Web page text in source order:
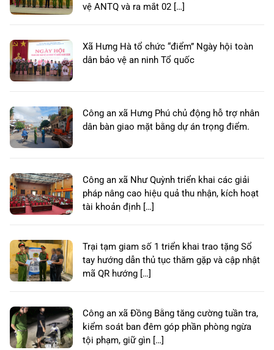
vệ ANTQ và ra mắt 02 […]
Xã Hưng Hà tổ chức “điểm” Ngày hội toàn
dân bảo vệ an ninh Tổ quốc
Công an xã Hưng Phú chủ động hỗ trợ nhân
dân bàn giao mặt bằng dự án trọng điểm.
Công an xã Như Quỳnh triển khai các giải
pháp nâng cao hiệu quả thu nhận, kích hoạt
tài khoản định […]
Trại tạm giam số 1 triển khai trao tặng Sổ
tay hướng dẫn thủ tục thăm gặp và cập nhật
mã QR hướng […]
Công an xã Đồng Bằng tăng cường tuần tra,
kiểm soát ban đêm góp phần phòng ngừa
tội phạm, giữ gìn […]